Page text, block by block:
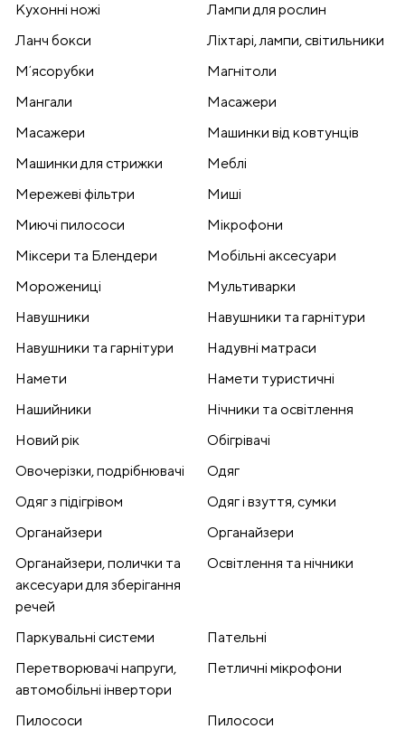
Кухонні ножі
Лампи для рослин
Ланч бокси
Ліхтарі, лампи, світильники
Мʼясорубки
Магнітоли
Мангали
Масажери
Масажери
Машинки від ковтунців
Машинки для стрижки
Меблі
Мережеві фільтри
Миші
Миючі пилососи
Мікрофони
Міксери та Блендери
Мобільні аксесуари
Морожениці
Мультиварки
Навушники
Навушники та гарнітури
Навушники та гарнітури
Надувні матраси
Намети
Намети туристичні
Нашийники
Нічники та освітлення
Новий рік
Обігрівачі
Овочерізки, подрібнювачі
Одяг
Одяг з підігрівом
Одяг і взуття, сумки
Органайзери
Органайзери
Органайзери, полички та
аксесуари для зберігання
речей
Освітлення та нічники
Паркувальні системи
Пательні
Перетворювачі напруги,
автомобільні інвертори
Петличні мікрофони
Пилососи
Пилососи